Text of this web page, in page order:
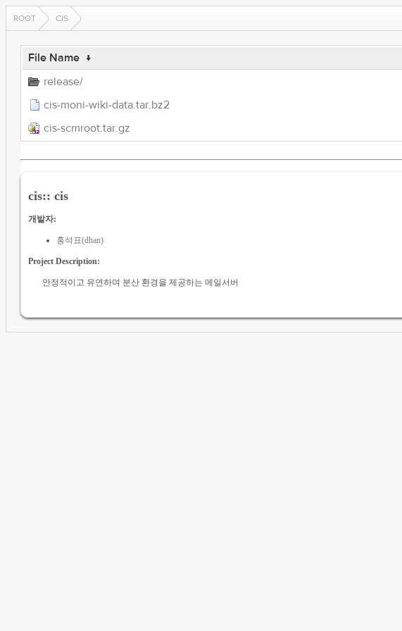
ROOT CIS
File Name ↓
release/
cis-moni-wiki-data.tar.bz2
cis-scmroot.tar.gz
cis:: cis
개발자:
홍석표(dhan)
Project Description:
안정적이고 유연하며 분산 환경을 제공하는 메일서버